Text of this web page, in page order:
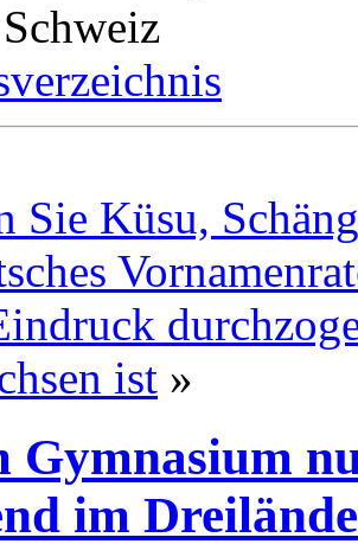
Sie Küsu,
ist »
Gymnasium
im